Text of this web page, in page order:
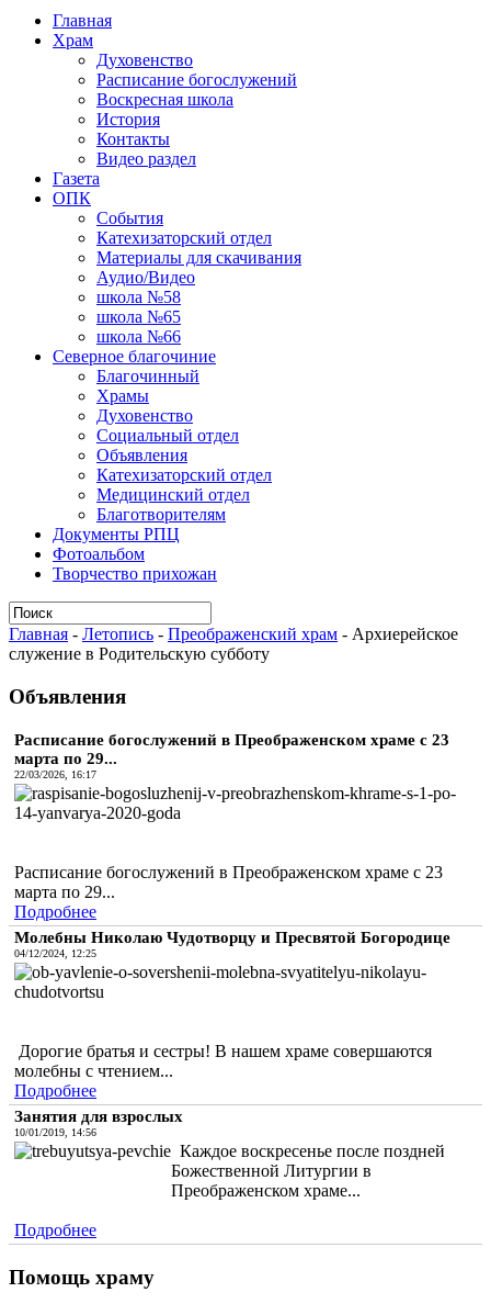
Главная
Храм
Духовенство
Расписание богослужений
Воскресная школа
История
Контакты
Видео раздел
Газета
ОПК
События
Катехизаторский отдел
Материалы для скачивания
Аудио/Видео
школа №58
школа №65
школа №66
Северное благочиние
Благочинный
Храмы
Духовенство
Социальный отдел
Объявления
Катехизаторский отдел
Медицинский отдел
Благотворителям
Документы РПЦ
Фотоальбом
Творчество прихожан
Главная - Летопись - Преображенский храм - Архиерейское
служение в Родительскую субботу
Объявления
Расписание богослужений в Преображенском храме с 23
марта по 29...
22/03/2026, 16:17
Расписание богослужений в Преображенском храме с 23
марта по 29...
Подробнее
Молебны Николаю Чудотворцу и Пресвятой Богородице
04/12/2024, 12:25
Дорогие братья и сестры! В нашем храме совершаются
молебны с чтением...
Подробнее
Занятия для взрослых
10/01/2019, 14:56
Каждое воскресенье после поздней
Божественной Литургии в
Преображенском храме...
Подробнее
Помощь храму